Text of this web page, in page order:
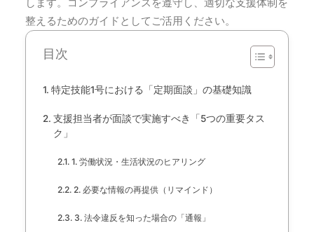
整えるためのガイドとしてご活用ください。
目次
特定技能1号における「定期面談」の基礎知識
支援担当者が面談で実施すべき「5つの重要タス
ク」
1. 労働状況・生活状況のヒアリング
2. 必要な情報の再提供（リマインド）
3. 法令違反を知った場合の「通報」